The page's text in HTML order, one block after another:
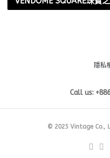
隱私
Call us:
© 2025 Vintage Co.,